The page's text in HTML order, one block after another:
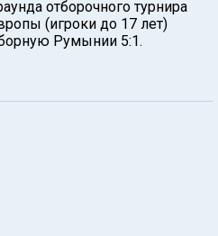
отборочного турнира
(игроки до 17 лет)
Румынии 5:1.